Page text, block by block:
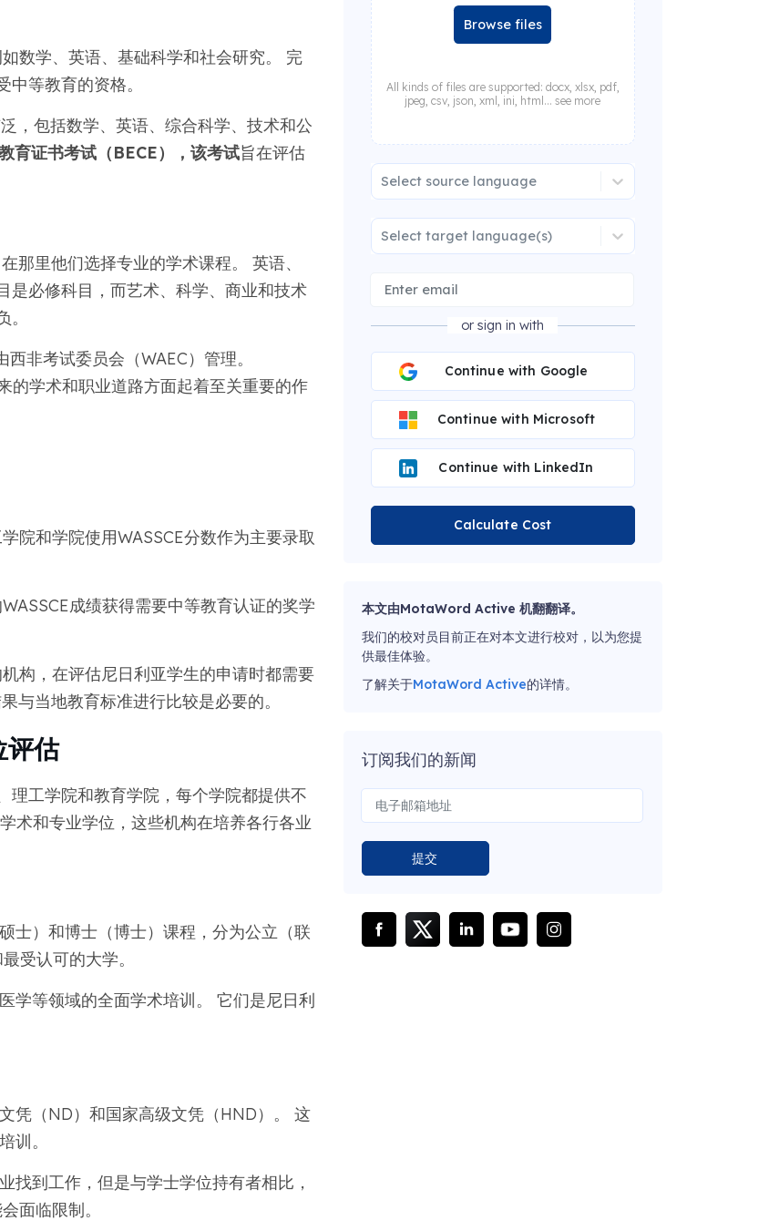
数学、英语、基础科学和社会研究。 完
等教育的资格。
，包括数学、英语、综合科学、技术和公
育证书考试（BECE），该考试旨在评估
那里他们选择专业的学术课程。 英语、
是必修科目，而艺术、科学、商业和技术
非考试委员会（WAEC）管理。
的学术和职业道路方面起着至关重要的作
院和学院使用WASSCE分数作为主要录取
成绩获得需要中等教育认证的奖学
构，在评估尼日利亚学生的申请时都需要
与当地教育标准进行比较是必要的。
评估
理工学院和教育学院，每个学院都提供不
术和专业学位，这些机构在培养各行各业
士）和博士（博士）课程，分为公立（联
受认可的大学。
学等领域的全面学术培训。 它们是尼日利
凭（ND）和国家高级文凭（HND）。 这
训。
找到工作，但是与学士学位持有者相比，
面临限制。
Browse files
All kinds of files are supported: docx, xlsx, pdf,
jpeg, csv, json, xml, ini, html... see more
Select source language
Select target language(s)
or sign in with
Continue with Google
Continue with Microsoft
Continue with LinkedIn
Calculate Cost
本文由MotaWord Active 机翻翻译。
我们的校对员目前正在对本文进行校对，以为您提
供最佳体验。
了解关于MotaWord Active的详情。
订阅我们的新闻
提交